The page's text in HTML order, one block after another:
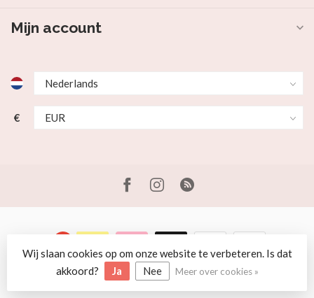
Mijn account
€
© Copyright 2026 Beer en Schaap
Wij slaan cookies op om onze website te verbeteren. Is dat
akkoord?
Ja Nee Meer over cookies »